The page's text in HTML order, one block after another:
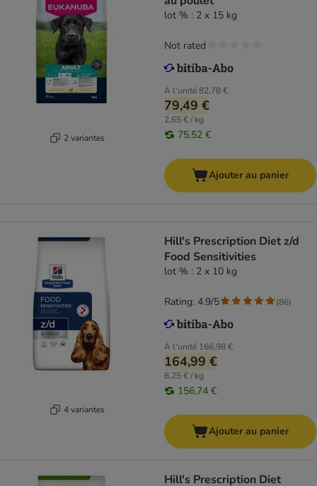
2 variantes
lot % : 2 x 15 kg
À l'unité82,78 €
79,49 €
2,65 € / kg
75,52 €
Not rated
Ajouter au panier
4 variantes
Hill's Prescription Diet z/d
Food Sensitivities
lot % : 2 x 10 kg
À l'unité 166,98 €
164,99 €
8,25 € / kg
156,74 €
Rating: 4.9/5 (86)
Ajouter au panier
Hill's Prescription Diet